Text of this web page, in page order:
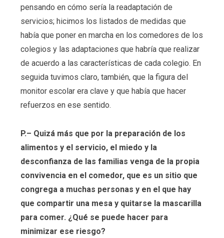
pensando en cómo sería la readaptación de
servicios; hicimos los listados de medidas que
había que poner en marcha en los comedores de los
colegios y las adaptaciones que habría que realizar
de acuerdo a las características de cada colegio. En
seguida tuvimos claro, también, que la figura del
monitor escolar era clave y que había que hacer
refuerzos en ese sentido.
P.– Quizá más que por la preparación de los
alimentos y el servicio, el miedo y la
desconfianza de las familias venga de la propia
convivencia en el comedor, que es un sitio que
congrega a muchas personas y en el que hay
que compartir una mesa y quitarse la mascarilla
para comer. ¿Qué se puede hacer para
minimizar ese riesgo?